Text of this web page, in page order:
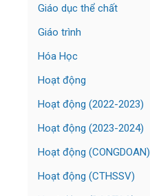
Giáo dục thể chất
Giáo trình
Hóa Học
Hoạt động
Hoạt động (2022-2023)
Hoạt động (2023-2024)
Hoạt động (CONGDOAN)
Hoạt động (CTHSSV)